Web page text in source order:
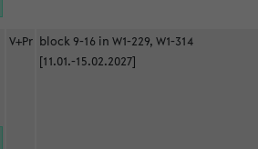
V+Pr block 9-16 in W1-229, W1-314
[11.01.-15.02.2027]